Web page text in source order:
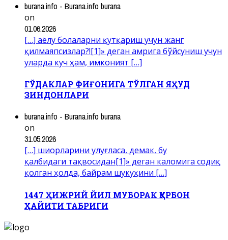
burana.info - Burana.info burana
on
01.06.2026
[…] аёлу болаларни қутқариш учун жанг
қилмаяпсизлар?![1]» деган амрига бўйсуниш учун
уларда куч ҳам, имконият […]
ГЎДАКЛАР ФИҒОНИГА ТЎЛГАН ЯҲУД
ЗИНДОНЛАРИ
burana.info - Burana.info burana
on
31.05.2026
[…] шиорларини улуғласа, демак, бу
қалбидаги тақвосидан[1]» деган каломига содиқ
қолган ҳолда, байрам шукуҳини […]
1447 ҲИЖРИЙ ЙИЛ МУБОРАК ҚУРБОН
ҲАЙИТИ ТАБРИГИ